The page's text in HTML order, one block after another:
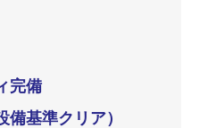
完備
基準クリア）